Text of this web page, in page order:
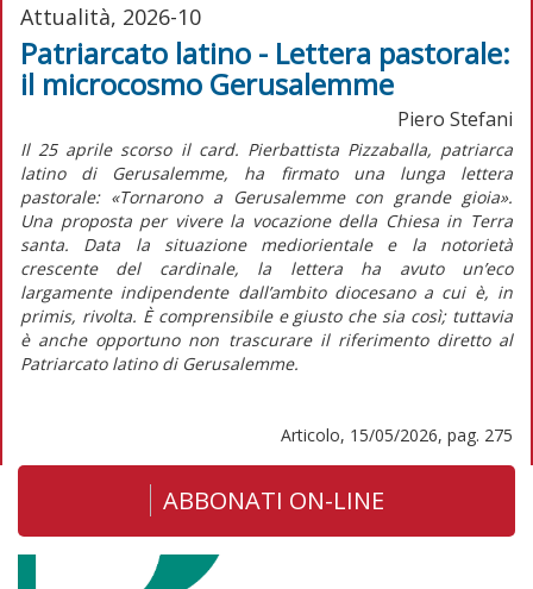
Attualità, 2026-10
Patriarcato latino - Lettera pastorale:
il microcosmo Gerusalemme
Piero Stefani
Il 25 aprile scorso il card. Pierbattista Pizzaballa, patriarca
latino di Gerusalemme, ha firmato una lunga lettera
pastorale: «Tornarono a Gerusalemme con grande gioia».
Una proposta per vivere la vocazione della Chiesa in Terra
santa. Data la situazione mediorientale e la notorietà
crescente del cardinale, la lettera ha avuto un’eco
largamente indipendente dall’ambito diocesano a cui è, in
primis, rivolta. È comprensibile e giusto che sia così; tuttavia
è anche opportuno non trascurare il riferimento diretto al
Patriarcato latino di Gerusalemme.
Articolo, 15/05/2026, pag. 275
ABBONATI ON-LINE